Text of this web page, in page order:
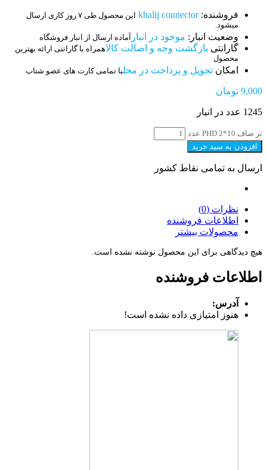
فروشنده:khalij connector این محصول طی ۷ روز کاری ارسال
میشود.
وضعیت انبار: موجود در انبار آماده ارسال از انبار فروشگاه
گارانتی بازگشت وجه و اصالت کالاهمراه با گارانتی ارائه بهترین
محصول
امکان تحویل و پرداخت در محلبا تمامی کارت های عضو شتاب
9,000 تومان
1245 عدد در انبار
نر صاف PHD 2*10 عدد
افزودن به سبد خرید
ارسال به تمامی نقاط کشور
نظرات (0)
اطلاعات فروشنده
محصولات بیشتر
هیچ دیدگاهی برای این محصول نوشته نشده است.
اطلاعات فروشنده
آدرس:
هنوز امتیازی داده نشده است!